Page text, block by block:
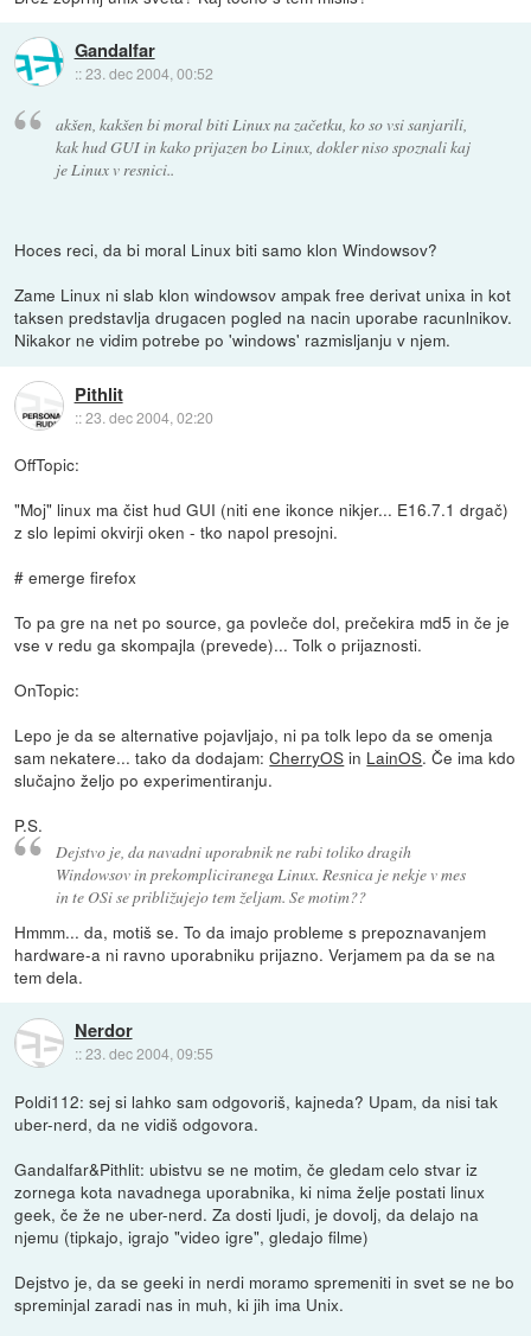
Gandalfar
::23. dec 2004, 00:52
akšen, kakšen bi moral biti Linux na začetku, ko so vsi sanjarili,
kak hud GUI in kako prijazen bo Linux, dokler niso spoznali kaj
je Linux v resnici..
Hoces reci, da bi moral Linux biti samo klon Windowsov?
Zame Linux ni slab klon windowsov ampak free derivat unixa in kot
taksen predstavlja drugacen pogled na nacin uporabe racunlnikov.
Nikakor ne vidim potrebe po 'windows' razmisljanju v njem.
Pithlit
::23. dec 2004, 02:20
OffTopic:
"Moj" linux ma čist hud GUI (niti ene ikonce nikjer... E16.7.1 drgač)
z slo lepimi okvirji oken - tko napol presojni.
# emerge firefox
To pa gre na net po source, ga povleče dol, prečekira md5 in če je
vse v redu ga skompajla (prevede)... Tolk o prijaznosti.
OnTopic:
Lepo je da se alternative pojavljajo, ni pa tolk lepo da se omenja
sam nekatere... tako da dodajam:CherryOS in LainOS. Če ima kdo
slučajno željo po experimentiranju.
P.S.
Dejstvo je, da navadni uporabnik ne rabi toliko dragih
Windowsov in prekompliciranega Linux. Resnica je nekje v mes
in te OSi se približujejo tem željam. Se motim??
Hmmm... da, motiš se. To da imajo probleme s prepoznavanjem
hardware-a ni ravno uporabniku prijazno. Verjamem pa da se na
tem dela.
Nerdor
::23. dec 2004, 09:55
Poldi112: sej si lahko sam odgovoriš, kajneda? Upam, da nisi tak
uber-nerd, da ne vidiš odgovora.
Gandalfar&Pithlit: ubistvu se ne motim, če gledam celo stvar iz
zornega kota navadnega uporabnika, ki nima želje postati linux
geek, če že ne uber-nerd. Za dosti ljudi, je dovolj, da delajo na
njemu (tipkajo, igrajo "video igre", gledajo filme)
Dejstvo je, da se geeki in nerdi moramo spremeniti in svet se ne bo
spreminjal zaradi nas in muh, ki jih ima Unix.